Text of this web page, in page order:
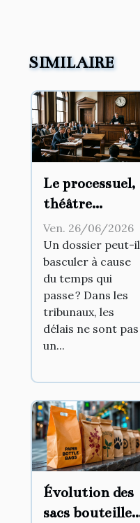
SIMILAIRE
Le processuel,
théâtre
d’influences :
comment les
délais
modifient-ils
l’issue d’un
procès ?
Ven. 26/06/2026
Un dossier peut-il
basculer à cause
du temps qui
passe ? Dans les
tribunaux, les
délais ne sont pas
un...
Évolution des
sacs bouteille